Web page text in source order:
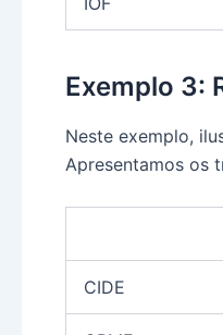
Exemplo 3:
Neste exemplo,
Apresentamos os
CIDE